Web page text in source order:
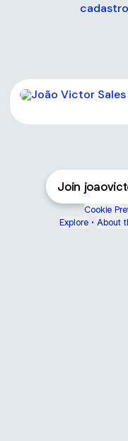
WhatsApp
Join
Cookie
Explore • About